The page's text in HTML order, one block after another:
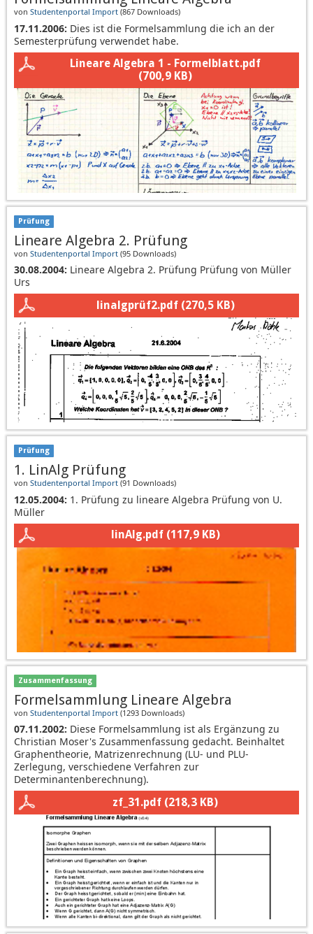
von Studentenportal Import (867 Downloads)
17.11.2006: Dies ist die Formelsammlung die ich an der
Semesterprüfung verwendet habe.
Lineare Algebra 1 - Formelblatt.pdf
(700,9 KB)
Prüfung
Lineare Algebra 2. Prüfung
von Studentenportal Import (95 Downloads)
30.08.2004: Lineare Algebra 2. Prüfung Prüfung von Müller
Urs
linalgprüf2.pdf (270,5 KB)
Prüfung
1. LinAlg Prüfung
von Studentenportal Import (91 Downloads)
12.05.2004: 1. Prüfung zu lineare Algebra Prüfung von U.
Müller
linAlg.pdf (117,9 KB)
Zusammenfassung
Formelsammlung Lineare Algebra
von Studentenportal Import (1293 Downloads)
07.11.2002: Diese Formelsammlung ist als Ergänzung zu
Christian Moser's Zusammenfassung gedacht. Beinhaltet
Graphentheorie, Matrizenrechnung (LU- und PLU-
Zerlegung, verschiedene Verfahren zur
Determinantenberechnung).
zf_31.pdf (218,3 KB)